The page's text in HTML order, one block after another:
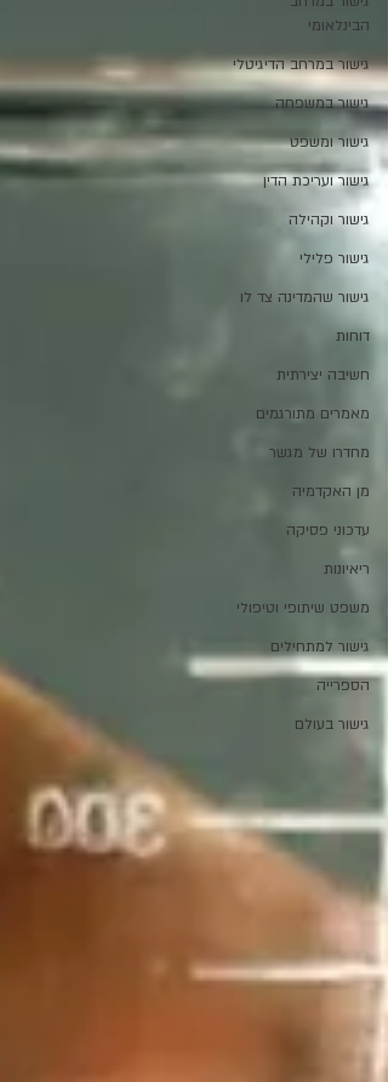
הבינלאומי
גישור במרחב הדיגיטלי
גישור במשפחה
גישור ומשפט
גישור ועריכת הדין
גישור וקהילה
גישור פלילי
גישור שהמדינה צד לו
דוחות
חשיבה יצירתית
מאמרים מתורגמים
מחדרו של מגשר
מן האקדמיה
עדכוני פסיקה
ריאיונות
משפט שיתופי וטיפולי
גישור למתחילים
הספרייה
גישור בעולם